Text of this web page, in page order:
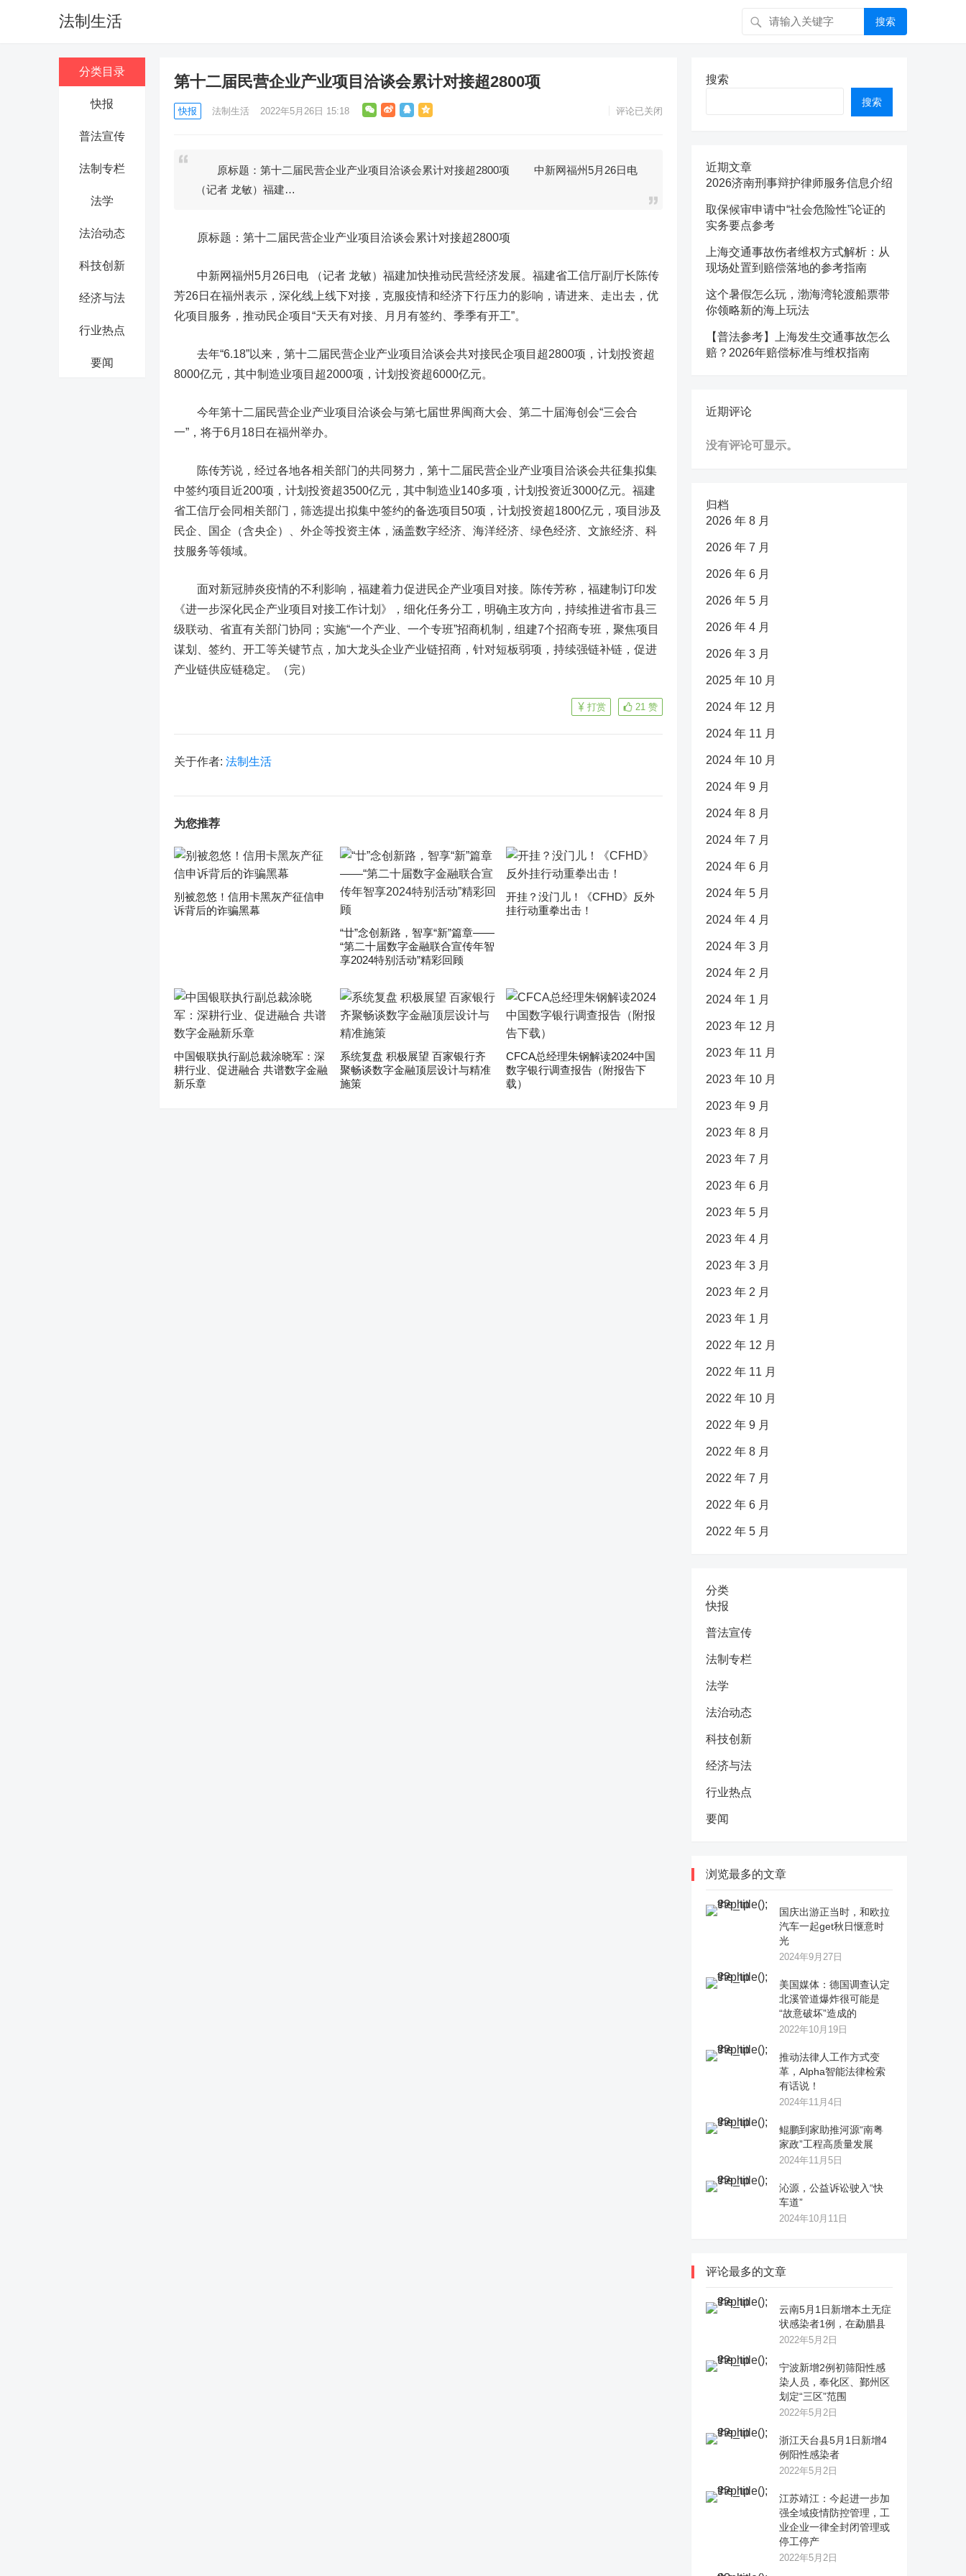
法制生活 搜索
分类目录
快报
普法宣传
法制专栏
法学
法治动态
科技创新
经济与法
行业热点
要闻
第十二届民营企业产业项目洽谈会累计对接超2800项
快报 法制生活 2022年5月26日 15:18 评论已关闭
原标题：第十二届民营企业产业项目洽谈会累计对接超2800项 中新网福州5月26日电
（记者 龙敏）福建…
原标题：第十二届民营企业产业项目洽谈会累计对接超2800项
中新网福州5月26日电 （记者 龙敏）福建加快推动民营经济发展。福建省工信厅副厅长陈传
芳26日在福州表示，深化线上线下对接，克服疫情和经济下行压力的影响，请进来、走出去，优
化项目服务，推动民企项目“天天有对接、月月有签约、季季有开工”。
去年“6.18”以来，第十二届民营企业产业项目洽谈会共对接民企项目超2800项，计划投资超
8000亿元，其中制造业项目超2000项，计划投资超6000亿元。
今年第十二届民营企业产业项目洽谈会与第七届世界闽商大会、第二十届海创会“三会合
一”，将于6月18日在福州举办。
陈传芳说，经过各地各相关部门的共同努力，第十二届民营企业产业项目洽谈会共征集拟集
中签约项目近200项，计划投资超3500亿元，其中制造业140多项，计划投资近3000亿元。福建
省工信厅会同相关部门，筛选提出拟集中签约的备选项目50项，计划投资超1800亿元，项目涉及
民企、国企（含央企）、外企等投资主体，涵盖数字经济、海洋经济、绿色经济、文旅经济、科
技服务等领域。
面对新冠肺炎疫情的不利影响，福建着力促进民企产业项目对接。陈传芳称，福建制订印发
《进一步深化民企产业项目对接工作计划》，细化任务分工，明确主攻方向，持续推进省市县三
级联动、省直有关部门协同；实施“一个产业、一个专班”招商机制，组建7个招商专班，聚焦项目
谋划、签约、开工等关键节点，加大龙头企业产业链招商，针对短板弱项，持续强链补链，促进
产业链供应链稳定。（完）
21 赞
打赏
关于作者: 法制生活
为您推荐
别被忽悠！信用卡黑灰产征信申
诉背后的诈骗黑幕
“廿”念创新路，智享“新”篇章——
“第二十届数字金融联合宣传年智
享2024特别活动”精彩回顾
开挂？没门儿！《CFHD》反外
挂行动重拳出击！
中国银联执行副总裁涂晓军：深
耕行业、促进融合 共谱数字金融
新乐章
系统复盘 积极展望 百家银行齐
聚畅谈数字金融顶层设计与精准
施策
CFCA总经理朱钢解读2024中国
数字银行调查报告（附报告下
载）
搜索
搜索
近期文章
2026济南刑事辩护律师服务信息介绍
取保候审申请中“社会危险性”论证的
实务要点参考
上海交通事故伤者维权方式解析：从
现场处置到赔偿落地的参考指南
这个暑假怎么玩，渤海湾轮渡船票带
你领略新的海上玩法
【普法参考】上海发生交通事故怎么
赔？2026年赔偿标准与维权指南
近期评论
没有评论可显示。
归档
2026 年 8 月
2026 年 7 月
2026 年 6 月
2026 年 5 月
2026 年 4 月
2026 年 3 月
2025 年 10 月
2024 年 12 月
2024 年 11 月
2024 年 10 月
2024 年 9 月
2024 年 8 月
2024 年 7 月
2024 年 6 月
2024 年 5 月
2024 年 4 月
2024 年 3 月
2024 年 2 月
2024 年 1 月
2023 年 12 月
2023 年 11 月
2023 年 10 月
2023 年 9 月
2023 年 8 月
2023 年 7 月
2023 年 6 月
2023 年 5 月
2023 年 4 月
2023 年 3 月
2023 年 2 月
2023 年 1 月
2022 年 12 月
2022 年 11 月
2022 年 10 月
2022 年 9 月
2022 年 8 月
2022 年 7 月
2022 年 6 月
2022 年 5 月
分类
快报
普法宣传
法制专栏
法学
法治动态
科技创新
经济与法
行业热点
要闻
浏览最多的文章
国庆出游正当时，和欧拉
汽车一起get秋日惬意时
光
2024年9月27日
美国媒体：德国调查认定
北溪管道爆炸很可能是
“故意破坏”造成的
2022年10月19日
推动法律人工作方式变
革，Alpha智能法律检索
有话说！
2024年11月4日
鲲鹏到家助推河源“南粤
家政”工程高质量发展
2024年11月5日
沁源，公益诉讼驶入“快
车道”
2024年10月11日
评论最多的文章
云南5月1日新增本土无症
状感染者1例，在勐腊县
2022年5月2日
宁波新增2例初筛阳性感
染人员，奉化区、鄞州区
划定“三区”范围
2022年5月2日
浙江天台县5月1日新增4
例阳性感染者
2022年5月2日
江苏靖江：今起进一步加
强全域疫情防控管理，工
业企业一律全封闭管理或
停工停产
2022年5月2日